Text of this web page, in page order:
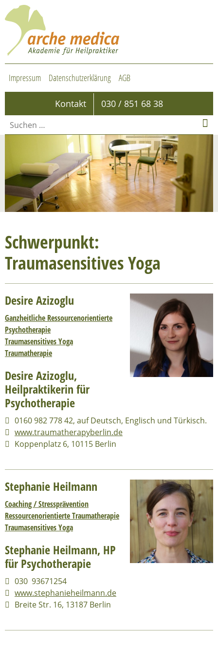
Impressum Datenschutzerklärung AGB
Kontakt 030 / 851 68 38
Schwerpunkt:
Traumasensitives Yoga
Desire Azizoglu
Ganzheitliche Ressourcenorientierte
Psychotherapie
Traumasensitives Yoga
Traumatherapie
Desire Azizoglu,
Heilpraktikerin für
Psychotherapie
0160 982 778 42, auf Deutsch, Englisch und Türkisch.
www.traumatherapyberlin.de
Koppenplatz 6, 10115 Berlin
Stephanie Heilmann
Coaching / Stressprävention
Ressourcenorientierte Traumatherapie
Traumasensitives Yoga
Stephanie Heilmann, HP
für Psychotherapie
030 93671254
www.stephanieheilmann.de
Breite Str. 16, 13187 Berlin